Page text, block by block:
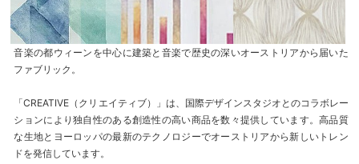
音楽の都ウィーンを中心に建築と音楽で歴史の深いオーストリアから届いた
ファブリック。
「CREATIVE（クリエイティブ）」は、国際デザインスタジオとのコラボレー
ションにより独自性のある創造性の高い商品を数々提供しています。高品質
な生地とヨーロッパの最新のテクノロジーでオーストリアから新しいトレン
ドを発信しています。